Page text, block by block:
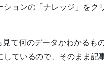
ョンの「ナレッジ」をク
て何のデータかわかるも
ているので、そのまま記